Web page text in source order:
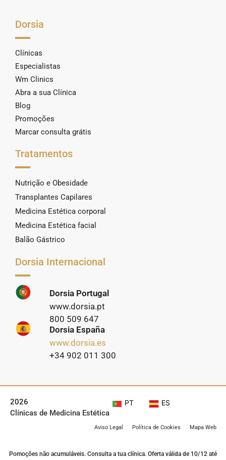
Dorsia
Clínicas
Especialistas
Wm Clinics
Abra a sua Clínica
Blog
Promoções
Marcar consulta grátis
Tratamentos
Nutrição e Obesidade
Transplantes Capilares
Medicina Estética corporal
Medicina Estética facial
Balão Gástrico
Dorsia Internacional
Dorsia Portugal
www.dorsia.pt
800 509 647
Dorsia España
www.dorsia.es
+34 902 011 300
2026
Clínicas de Medicina Estética
PT ES
Aviso Legal Política de Cookies Mapa Web
Pomoções não acumuláveis. Consulta a tua clínica. Oferta válida de 10/12 até